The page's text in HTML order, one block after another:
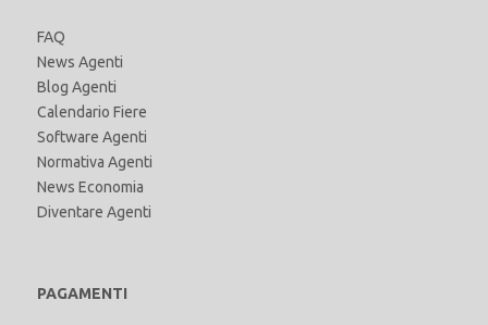
FAQ
News Agenti
Blog Agenti
Calendario Fiere
Software Agenti
Normativa Agenti
News Economia
Diventare Agenti
PAGAMENTI